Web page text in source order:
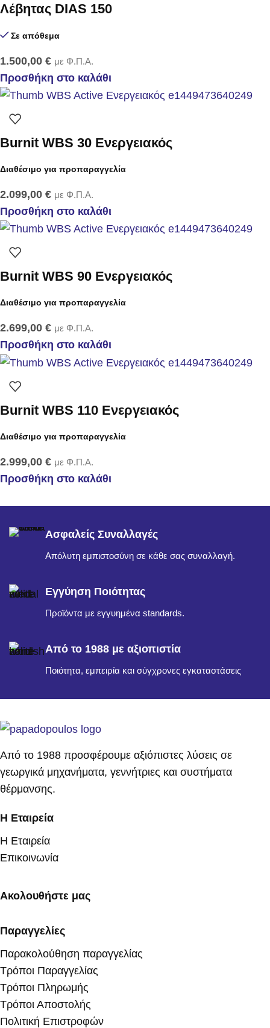
Λέβητας DIAS 150
Σε απόθεμα
1.500,00 € με Φ.Π.Α.
Προσθήκη στο καλάθι
Burnit WBS 30 Ενεργειακός
Διαθέσιμο για προπαραγγελία
2.099,00 € με Φ.Π.Α.
Προσθήκη στο καλάθι
Burnit WBS 90 Ενεργειακός
Διαθέσιμο για προπαραγγελία
2.699,00 € με Φ.Π.Α.
Προσθήκη στο καλάθι
Burnit WBS 110 Ενεργειακός
Διαθέσιμο για προπαραγγελία
2.999,00 € με Φ.Π.Α.
Προσθήκη στο καλάθι
Ασφαλείς Συναλλαγές
Απόλυτη εμπιστοσύνη σε κάθε σας συναλλαγή.
Εγγύηση Ποιότητας
Προϊόντα με εγγυημένα standards.
Από το 1988 με αξιοπιστία
Ποιότητα, εμπειρία και σύγχρονες εγκαταστάσεις
Από το 1988 προσφέρουμε αξιόπιστες λύσεις σε
γεωργικά μηχανήματα, γεννήτριες και συστήματα
θέρμανσης.
Η Εταιρεία
Η Εταιρεία
Επικοινωνία
Ακολουθήστε μας
Παραγγελίες
Παρακολούθηση παραγγελίας
Τρόποι Παραγγελίας
Τρόποι Πληρωμής
Τρόποι Αποστολής
Πολιτική Επιστροφών